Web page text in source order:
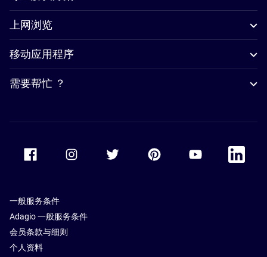
上网浏览
移动应用程序
需要帮忙 ？
Accor Youtube
Accor
一般服务条件
Adagio 一般服务条件
会员条款与细则
个人资料